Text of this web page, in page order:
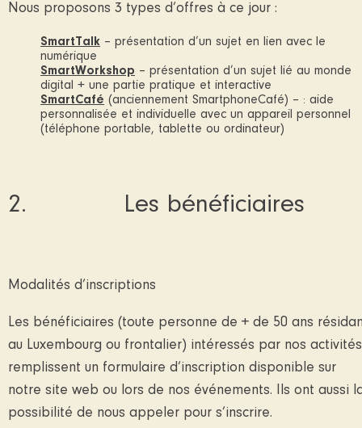
Nous proposons 3 types d’offres à ce jour :
SmartTalk – présentation d’un sujet en lien avec le
numérique
SmartWorkshop – présentation d’un sujet lié au monde
digital + une partie pratique et interactive
SmartCafé (anciennement SmartphoneCafé) – : aide
personnalisée et individuelle avec un appareil personnel
(téléphone portable, tablette ou ordinateur)
2. Les bénéficiaires
Modalités d’inscriptions
Les bénéficiaires (toute personne de + de 50 ans
au Luxembourg ou frontalier) intéressés par nos activités
remplissent un formulaire d’inscription disponible sur
notre site web ou lors de nos événements. Ils ont aussi
possibilité de nous appeler pour s’inscrire.